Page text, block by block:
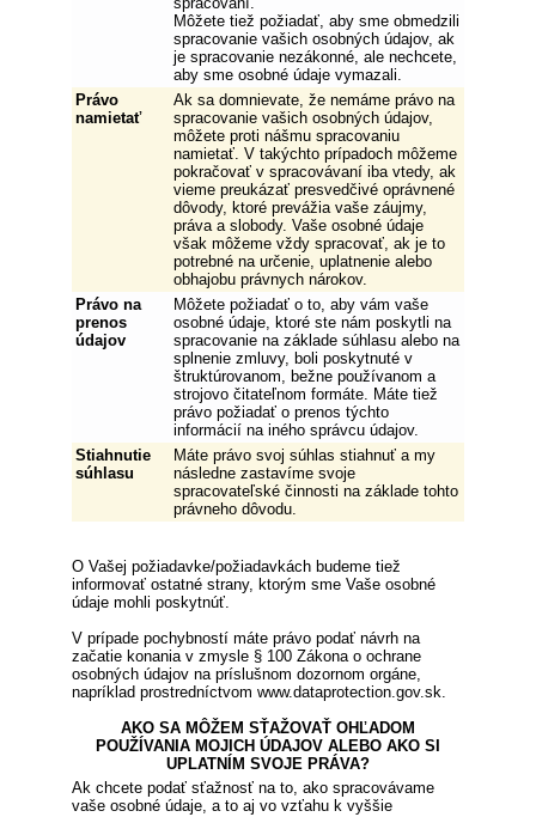
Môžete tiež požiadať, aby sme obmedzili
spracovanie vašich osobných údajov, ak
je spracovanie nezákonné, ale nechcete,
aby sme osobné údaje vymazali.
Právo
namietať
Ak sa domnievate, že nemáme právo na
spracovanie vašich osobných údajov,
môžete proti nášmu spracovaniu
namietať. V takýchto prípadoch môžeme
pokračovať v spracovávaní iba vtedy, ak
vieme preukázať presvedčivé oprávnené
dôvody, ktoré prevážia vaše záujmy,
práva a slobody. Vaše osobné údaje
však môžeme vždy spracovať, ak je to
potrebné na určenie, uplatnenie alebo
obhajobu právnych nárokov.
Právo na
prenos
údajov
Môžete požiadať o to, aby vám vaše
osobné údaje, ktoré ste nám poskytli na
spracovanie na základe súhlasu alebo na
splnenie zmluvy, boli poskytnuté v
štruktúrovanom, bežne používanom a
strojovo čitateľnom formáte. Máte tiež
právo požiadať o prenos týchto
informácií na iného správcu údajov.
Stiahnutie
súhlasu
Máte právo svoj súhlas stiahnuť a my
následne zastavíme svoje
spracovateľské činnosti na základe tohto
právneho dôvodu.
O Vašej požiadavke/požiadavkách budeme tiež
informovať ostatné strany, ktorým sme Vaše osobné
údaje mohli poskytnúť.
V prípade pochybností máte právo podať návrh na
začatie konania v zmysle § 100 Zákona o ochrane
osobných údajov na príslušnom dozornom orgáne,
napríklad prostredníctvom www.dataprotection.gov.sk.
AKO SA MÔŽEM SŤAŽOVAŤ OHĽADOM
POUŽÍVANIA MOJICH ÚDAJOV ALEBO AKO SI
UPLATNÍM SVOJE PRÁVA?
Ak chcete podať sťažnosť na to, ako spracovávame
vaše osobné údaje, a to aj vo vzťahu k vyššie